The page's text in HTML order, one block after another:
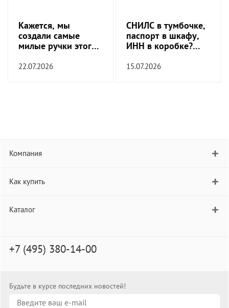
Кажется, мы
создали самые
милые ручки этого
22.07.2026
СНИЛС в тумбочке,
паспорт в шкафу,
ИНН в коробке?
прекратить!
15.07.2026
Компания
Как купить
Каталог
+7 (495) 380-14-00
Будьте в курсе последних новостей!